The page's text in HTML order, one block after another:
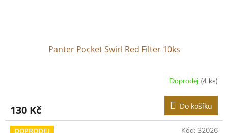
Panter Pocket Swirl Red Filter 10ks
Doprodej (4 ks)
130 Kč Do košíku
Kód: 32026